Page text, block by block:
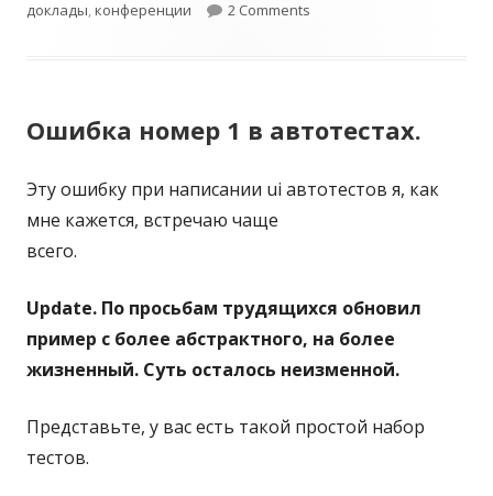
п
л
о
н
э
доклады,конференции 2 Comments
Ошибка номер 1 в автотестах.
Эту ошибку при написании ui автотестов я, как
мне кажется, встречаю чаще
всего.
Update. По просьбам трудящихся обновил
пример с более абстрактного, на более
жизненный. Суть осталось неизменной.
Представьте, у вас есть такой простой набор
тестов.